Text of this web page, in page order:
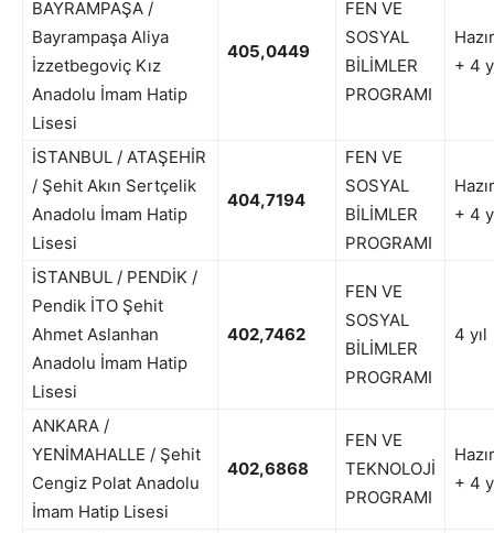
BAYRAMPAŞA /
Bayrampaşa Aliya
İzzetbegoviç Kız
Anadolu İmam Hatip
Lisesi
405,0449
FEN VE
SOSYAL
BİLİMLER
PROGRAMI
+ 4
İSTANBUL / ATAŞEHİR
/ Şehit Akın Sertçelik
Anadolu İmam Hatip
Lisesi
404,7194
FEN VE
SOSYAL
BİLİMLER
PROGRAMI
+ 4
İSTANBUL / PENDİK /
Pendik İTO Şehit
Ahmet Aslanhan
Anadolu İmam Hatip
Lisesi
402,7462
FEN VE
SOSYAL
BİLİMLER
PROGRAMI
4 yıl
ANKARA /
YENİMAHALLE / Şehit
Cengiz Polat Anadolu
İmam Hatip Lisesi
402,6868
FEN VE
TEKNOLOJİ
PROGRAMI
+ 4